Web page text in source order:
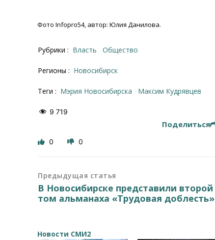
Фото Infopro54, автор: Юлия Данилова.
Рубрики : Власть Общество
Регионы : Новосибирск
Теги : Мэрия Новосибирска Максим Кудрявцев
9 719
Поделиться
0 0
Предыдущая статья
В Новосибирске представили второй
том альманаха «Трудовая доблесть»
Новости СМИ2